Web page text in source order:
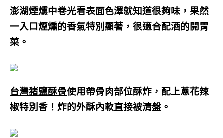
澎湖煙燻中卷光看表面色澤就知道很夠味，果然
一入口煙燻的香氣特別顯著，很適合配酒的開胃
菜。
台灣猪鹽酥骨使用帶骨肉部位酥炸，配上蔥花辣
椒特別香！炸的外酥內軟直接被清盤。